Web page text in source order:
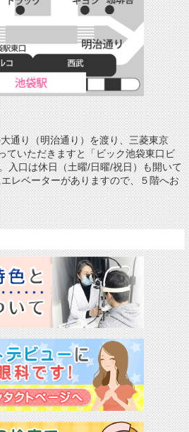
通り（明治通り）を渡り、三菱東京
ていただきますと「ビック池袋東口ビ
入口は休日（土曜/日曜/祝日）も開いて
レベーターがありますので、５階へお